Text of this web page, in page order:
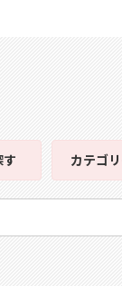
カテゴ